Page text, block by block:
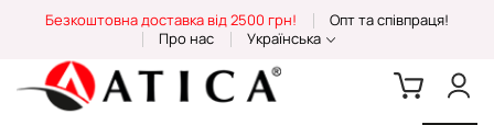
Content
Безкоштовна доставка від 2500 грн!
Опт та співпраця!
Про нас
Українська